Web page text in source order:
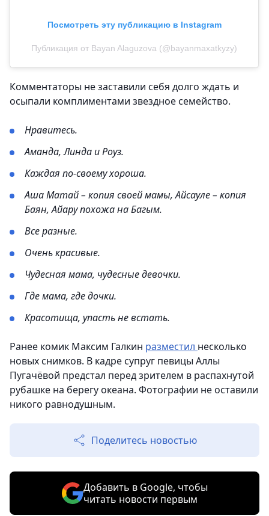
Посмотреть эту публикацию в Instagram
Публикация от Bayan Alaguzova (@bayanmaxatkyzy)
Комментаторы не заставили себя долго ждать и
осыпали комплиментами звездное семейство.
Нравитесь.
Аманда, Линда и Роуз.
Каждая по-своему хороша.
Аша Матай – копия своей мамы, Айсауле – копия
Баян, Айару похожа на Багым.
Все разные.
Очень красивые.
Чудесная мама, чудесные девочки.
Где мама, где дочки.
Красотища, упасть не встать.
Ранее комик Максим Галкин разместил несколько
новых снимков. В кадре супруг певицы Аллы
Пугачёвой предстал перед зрителем в распахнутой
рубашке на берегу океана. Фотографии не оставили
никого равнодушным.
Поделитесь новостью
Добавить в Google, чтобы
читать новости первым